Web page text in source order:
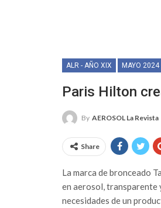
ALR - AÑO XIX MAYO 2024
Paris Hilton
By AEROSOL La Revista
Share
La marca de bronceado
en aerosol, transparente
necesidades de un